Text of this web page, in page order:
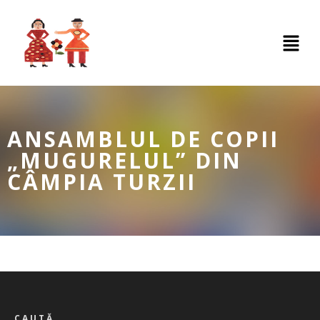
ANSAMBLUL DE COPII
„MUGURELUL” DIN
CÂMPIA TURZII